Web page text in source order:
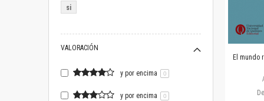
El mundo
si
VALORACIÓN
y por encima 0
y por encima 0